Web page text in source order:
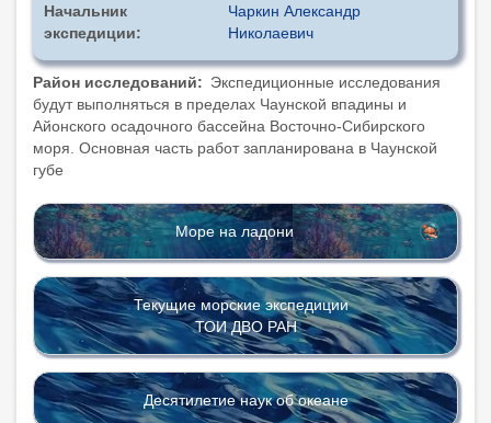
Начальник
экспедиции
Чаркин Александр
Николаевич
Район исследований
Экспедиционные исследования
будут выполняться в пределах Чаунской впадины и
Айонского осадочного бассейна Восточно-Сибирского
моря. Основная часть работ запланирована в Чаунской
губе
Море на ладони
Текущие морские экспедиции
ТОИ ДВО РАН
Десятилетие наук об океане